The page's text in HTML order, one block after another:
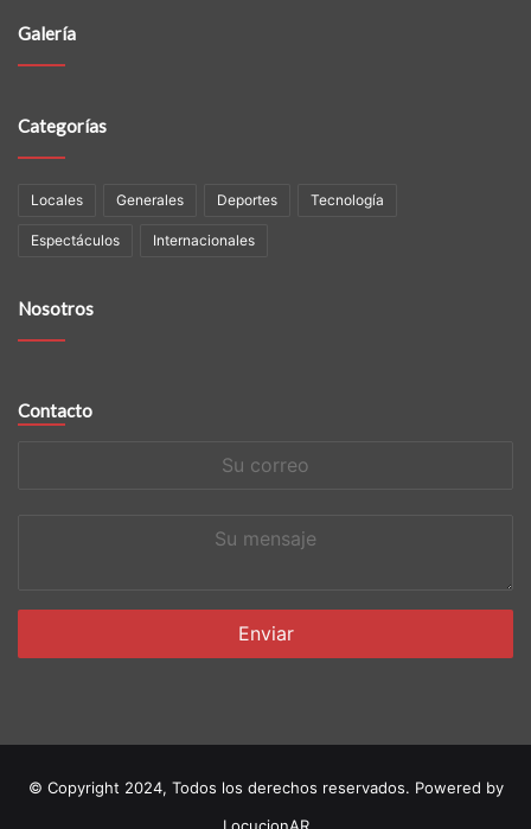
Galería
Categorías
Locales Generales Deportes Tecnología
Espectáculos Internacionales
Nosotros
Contacto
© Copyright 2024, Todos los derechos reservados. Powered by